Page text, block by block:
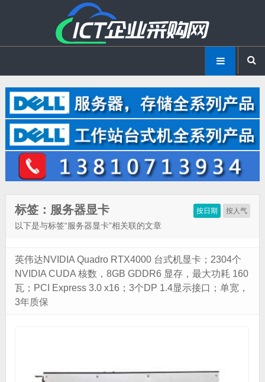
按日期 按人气
标签：服务器显卡
以下是与标签“服务器显卡”相关联的文章
英伟达NVIDIA Quadro RTX4000 台式机显卡；2304个
NVIDIA CUDA 核数，8GB GDDR6 显存，最大功耗 160
瓦；PCI Express 3.0 x16；3个DP 1.4显示接口；单宽，
3年质保